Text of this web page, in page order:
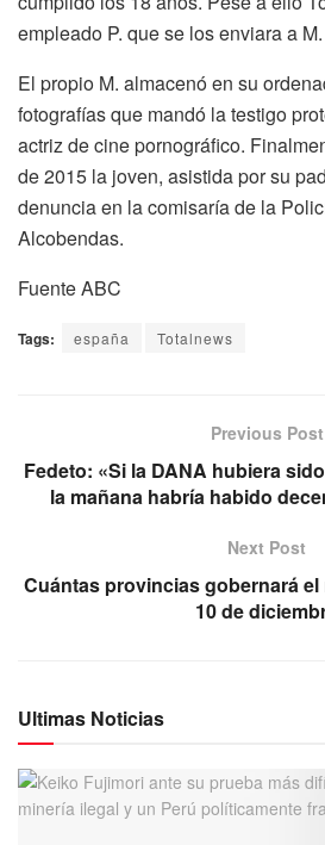
empleado P. que se los enviara a
El propio M. almacenó en su
fotografías que mandó la testigo
actriz de cine pornográfico.
de 2015 la joven, asistida por su
denuncia en la comisaría de la
Alcobendas.
Fuente ABC
Tags: españa Totalnews
Previous Post
Fedeto: «Si la DANA hubiera
la mañana habría habido
Next Post
Cuántas provincias gobernará
10 de
Ultimas Noticias